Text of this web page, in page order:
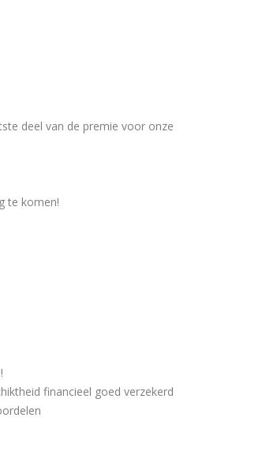
deel van de premie voor onze
te komen!
financieel goed verzekerd